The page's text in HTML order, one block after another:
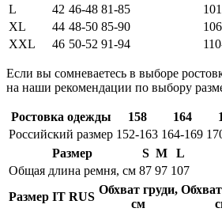
L
42 46-48 81-85
XL
44 48-50 85-90
XXL
46 50-52 91-94
Если вы сомневаетесь в выборе
на наши рекомендации по выбору
Ростовка одежды 158 164
Российский размер 152-163 164-169
Размер
S M
L
Общая длина ремня, см 87 97 107
Размер IT RUS
Обхват груди,
см